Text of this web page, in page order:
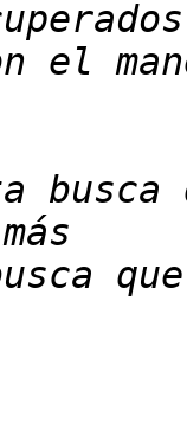
el